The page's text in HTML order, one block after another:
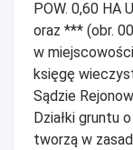
POW. 0,60 HA
oraz *** (obr.
w
księgę
Sądzie
Działki gruntu
tworzą w